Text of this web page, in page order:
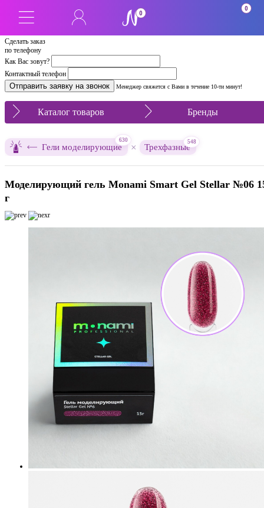
Сделать заказ
по телефону
Как Вас зовут?
Контактный телефон
Менеджер свяжется с Вами в течение 10-ти минут!
0
0
Каталог товаров Бренды
Гели моделирующие
630
× Трехфазные
548
Моделирующий гель Monami Smart Gel Stellar №06
г